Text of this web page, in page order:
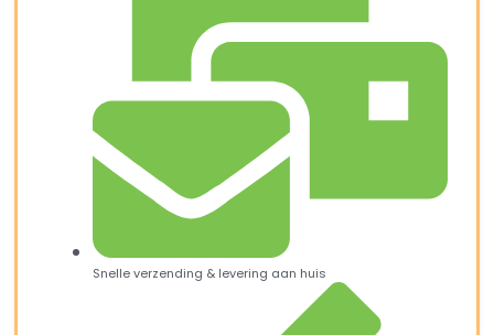
Snelle verzending & levering aan huis